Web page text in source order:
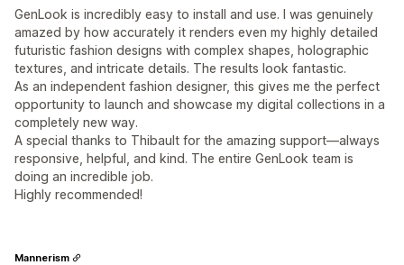
GenLook is incredibly easy to install and use. I was genuinely
amazed by how accurately it renders even my highly detailed
futuristic fashion designs with complex shapes, holographic
textures, and intricate details. The results look fantastic.
As an independent fashion designer, this gives me the perfect
opportunity to launch and showcase my digital collections in a
completely new way.
A special thanks to Thibault for the amazing support—always
responsive, helpful, and kind. The entire GenLook team is
doing an incredible job.
Highly recommended!
Mannerism